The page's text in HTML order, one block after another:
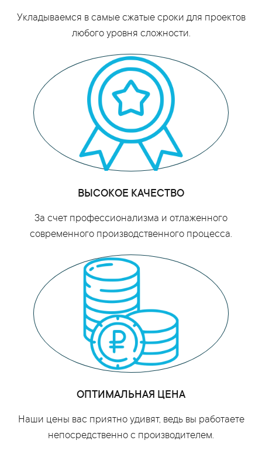
Укладываемся в самые сжатые сроки для проектов
любого уровня сложности.
ВЫСОКОЕ КАЧЕСТВО
За счет профессионализма и отлаженного
современного производственного процесса.
ОПТИМАЛЬНАЯ ЦЕНА
Наши цены вас приятно удивят, ведь вы работаете
непосредственно с производителем.